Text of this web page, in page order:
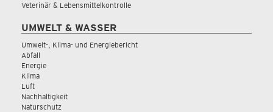
Veterinär & Lebensmittelkontrolle
UMWELT & WASSER
Umwelt-, Klima- und Energiebericht
Abfall
Energie
Klima
Luft
Nachhaltigkeit
Naturschutz